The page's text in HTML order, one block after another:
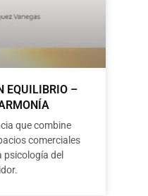
EQUILIBRIO –
que combine
comerciales
psicología del